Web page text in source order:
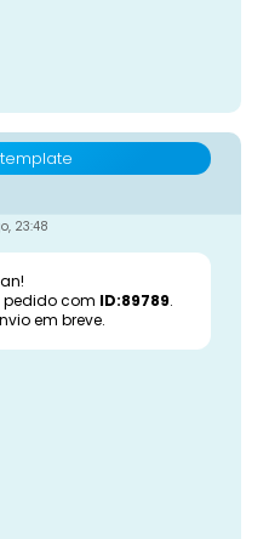
23:48
pedido com ID:89789.
em breve.